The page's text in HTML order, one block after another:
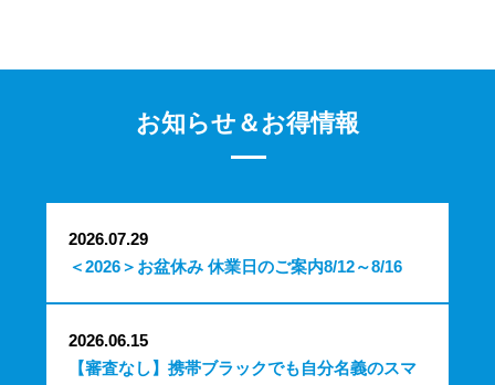
お知らせ＆お得情報
2026.07.29
＜2026＞お盆休み 休業日のご案内8/12～8/16
2026.06.15
【審査なし】携帯ブラックでも自分名義のスマ